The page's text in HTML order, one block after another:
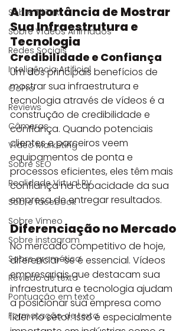
Sobre TikTok
Sobre Vídeos Animados
Redes Sociais
Inteligência Artificial
GoPro
Reviews
Câmeras
Vídeo Marketing
Sobre SEO
Realidade Virtual RV
Sobre facebook
Sobre Vimeo
Sobre instagram
Sobre gramática
Revisão de texto
Pontuação em texto
Formatação de texto
A Importância de Mostrar
Sua Infraestrutura e
Tecnologia
Credibilidade e Confiança
Um dos principais benefícios de
mostrar sua infraestrutura e
tecnologia através de vídeos é a
construção de credibilidade e
confiança. Quando potenciais
clientes e parceiros veem
equipamentos de ponta e
processos eficientes, eles têm mais
confiança na capacidade da sua
empresa de entregar resultados.
Diferenciação no Mercado
No mercado competitivo de hoje,
diferenciar-se é essencial. Vídeos
empresariais que destacam sua
infraestrutura e tecnologia ajudam
a posicionar sua empresa como
líder no setor. Isso é especialmente